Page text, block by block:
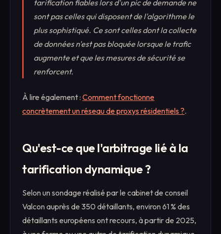
tarification fiables lors d'un pic de demande ne
sont pas celles qui disposent de l'algorithme le
plus sophistiqué. Ce sont celles dont la collecte
de données n'est pas bloquée lorsque le trafic
augmente et que les mesures de sécurité se
renforcent.
À lire également : Comment fonctionne
concrètement un réseau de proxys résidentiels ?.
Qu'est-ce que l'arbitrage lié à la
tarification dynamique ?
Selon un sondage réalisé par le cabinet de conseil
Valcon auprès de 350 détaillants, environ 61 % des
détaillants européens ont recours, à partir de 2025,